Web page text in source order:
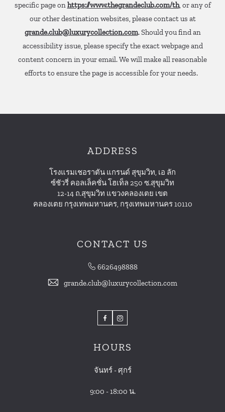
specific page onhttps://www.thegrandeclub.com/th, or any of
our other destination websites, please contact us at
grande.club@luxurycollection.com. Should you find an
accessibility issue, please specify the exact webpage and
content concern in your email. We will make all reasonable
efforts to ensure the page is accessible for your needs.
ADDRESS
โรงแรมเชอราตัน แกรนด์ สุขุมวิท, เอ ลัก
ซ์ชัวรี่ คอลเล็คชั่น โฮเท็ล 250 ซ.สุขุมวิท
12-14 ถ.สุขุมวิท แขวงคลองเตย เขต
คลองเตย กรุงเทพมหานคร, กรุงเทพมหานคร 10110
CONTACT US
6626498888
grande.club@luxurycollection.com
FacebookInstagram
HOURS
จันทร์ - ศุกร์
9:00 - 18:00 น.